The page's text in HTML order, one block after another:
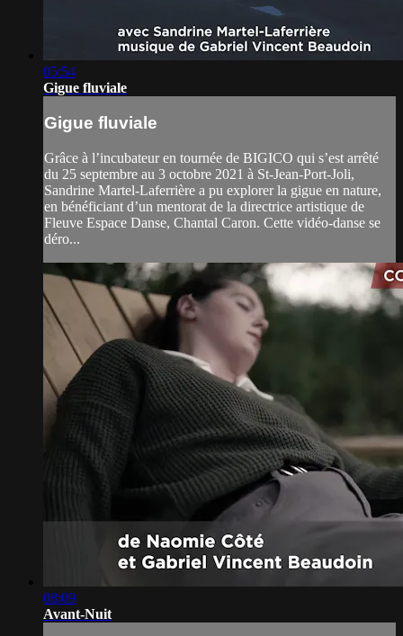
05:54
Gigue fluviale
Gigue fluviale
Grâce à l’incubateur en tournée de BIGICO qui s’est arrêté
du 25 septembre au 3 octobre 2021 à St-Jean-Port-Joli,
Sandrine Martel-Laferrière a pu explorer la gigue en nature,
en bénéficiant d’un mentorat de la directrice artistique de
Fleuve Espace Danse, Chantal Caron. Cette vidéo-danse se
déro...
08:09
Avant-Nuit